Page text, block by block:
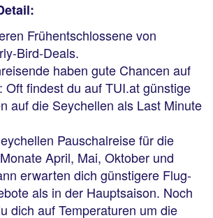
Frühentschlossene von
Bird-Deals.
haben gute Chancen auf
Oft findest du auf TUI.at günstige
auf die Seychellen als Last Minute
Pauschalreise für die
April, Mai, Oktober und
erwarten dich günstigere Flug-
als in der Hauptsaison. Noch
dich auf Temperaturen um die